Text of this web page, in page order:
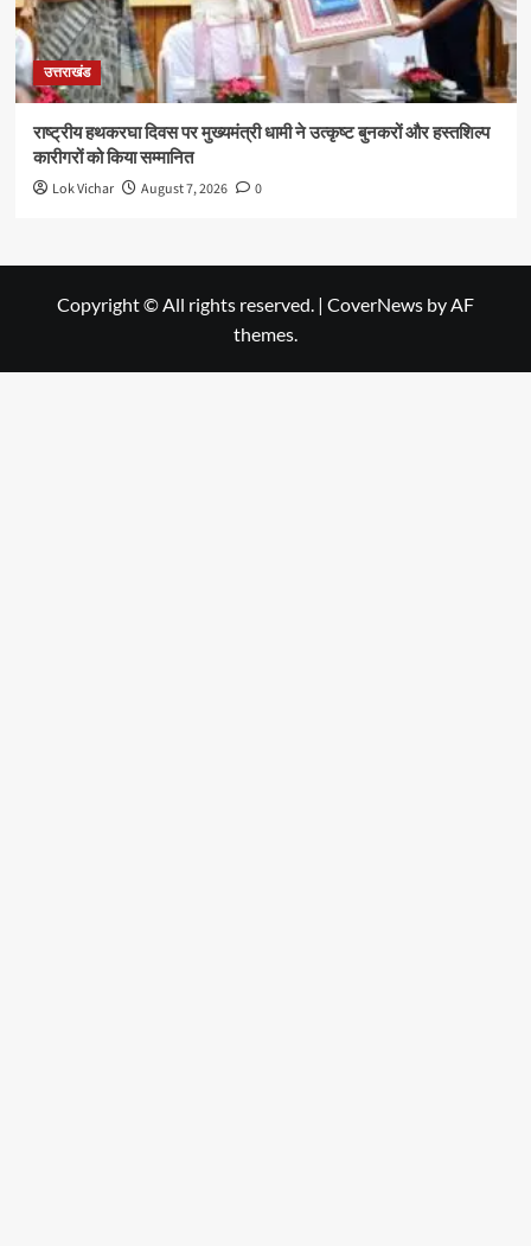
उत्तराखंड
राष्ट्रीय हथकरघा दिवस पर मुख्यमंत्री धामी ने उत्कृष्ट बुनकरों और हस्तशिल्प
कारीगरों को किया सम्मानित
Lok Vichar August 7, 2026 0
Copyright © All rights reserved. | CoverNews by AF
themes.